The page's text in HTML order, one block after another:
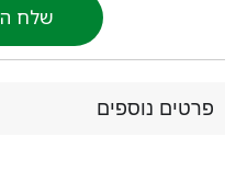
שלח הודעה
נוספים